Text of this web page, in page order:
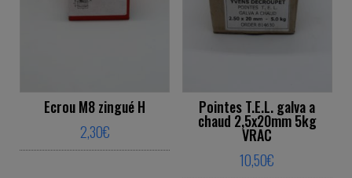
Ecrou M8 zingué H
2,30€
This product has multiple variants. The
Pointes T.E.L. galva a
chaud 2,5x20mm 5kg
VRAC
10,50€